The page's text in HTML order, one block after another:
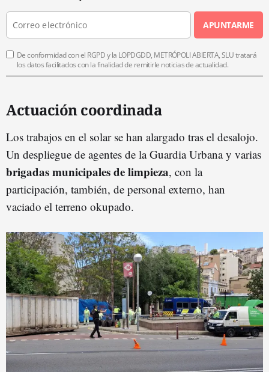
APUNTARME
De conformidad con el RGPD y la LOPDGDD, METRÓPOLI ABIERTA, SLU tratará
los datos facilitados con la finalidad de remitirle noticias de actualidad.
Actuación coordinada
Los trabajos en el solar se han alargado tras el desalojo.
Un despliegue de agentes de la Guardia Urbana y varias
brigadas municipales de limpieza, con la
participación, también, de personal externo, han
vaciado el terreno okupado.